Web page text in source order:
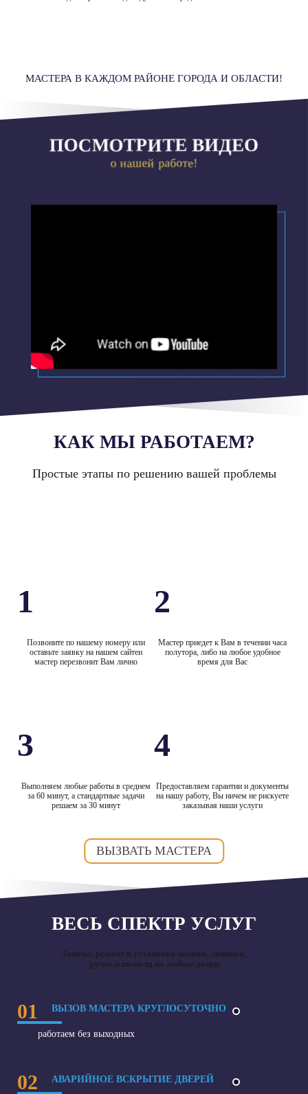
МАСТЕРА В КАЖДОМ РАЙОНЕ ГОРОДА И ОБЛАСТИ!
ПОСМОТРИТЕ ВИДЕО
о нашей работе!
КАК МЫ РАБОТАЕМ?
Простые этапы по решению вашей проблемы
1
Позвоните по нашему номеру или
оставьте заявку на нашем сайтеи
мастер перезвонит Вам лично
2
Мастер приедет к Вам в течении часа
полутора, либо на любое удобное
время для Вас
3
Выполняем любые работы в среднем
за 60 минут, а стандартные задачи
решаем за 30 минут
4
Предоставляем гарантии и документы
на нашу работу, Вы ничем не рискуете
заказывая наши услуги
ВЫЗВАТЬ МАСТЕРА
ВЕСЬ СПЕКТР УСЛУГ
Замена, ремонт и установка замков, личинок,
ручек и щеколд на любые двери
01 ВЫЗОВ МАСТЕРА КРУГЛОСУТОЧНО
работаем без выходных
02 АВАРИЙНОЕ ВСКРЫТИЕ ДВЕРЕЙ